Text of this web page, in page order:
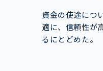
資金の使途につ
適に、信頼性が
るにとどめた。